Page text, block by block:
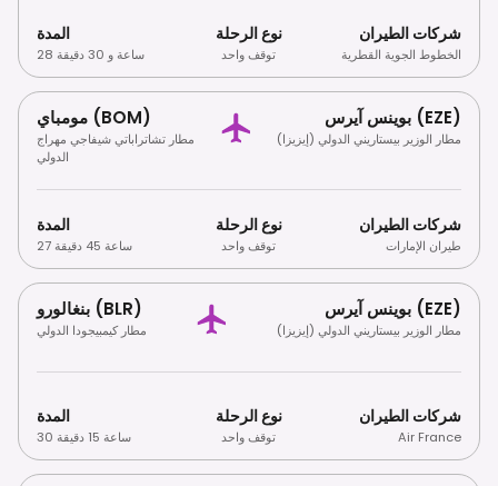
المدة
28 ساعة و 30 دقيقة
نوع الرحلة
توقف واحد
شركات الطيران
الخطوط الجوية القطرية
مومباي (BOM)
مطار تشاتراباتي شيفاجي مهراج
الدولي
بوينس آيرس (EZE)
مطار الوزير بيستاريني الدولي (إيزيزا)
المدة
27 ساعة 45 دقيقة
نوع الرحلة
توقف واحد
شركات الطيران
طيران الإمارات
بنغالورو (BLR)
مطار كيمبيجودا الدولي
بوينس آيرس (EZE)
مطار الوزير بيستاريني الدولي (إيزيزا)
المدة
30 ساعة 15 دقيقة
نوع الرحلة
توقف واحد
شركات الطيران
Air France